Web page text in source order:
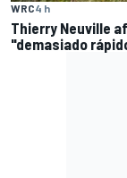
WRC4 h
Thierry Neuville
"demasiado